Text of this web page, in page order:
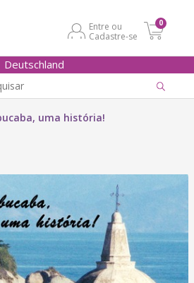
Entre ou
Cadastre-se
0
Deutschland
uma história!